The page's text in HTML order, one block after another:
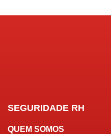
SEGURIDADE RH
QUEM SOMOS